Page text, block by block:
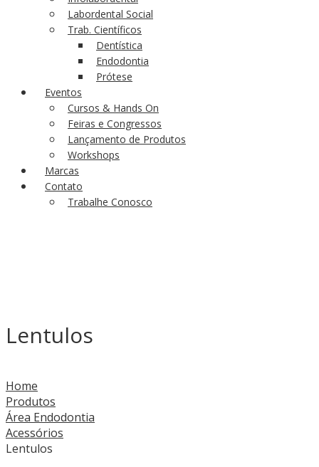
Labordental Social
Trab. Científicos
Dentística
Endodontia
Prótese
Eventos
Cursos & Hands On
Feiras e Congressos
Lançamento de Produtos
Workshops
Marcas
Contato
Trabalhe Conosco
Lentulos
Home
Produtos
Área Endodontia
Acessórios
Lentulos